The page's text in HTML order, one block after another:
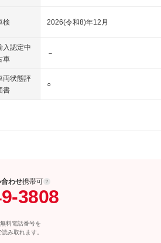
検 2026(令和8)年12月
入認定中
車
－
両状態評
書
○
わせ携帯可
3808
料電話番号を
み取れます。